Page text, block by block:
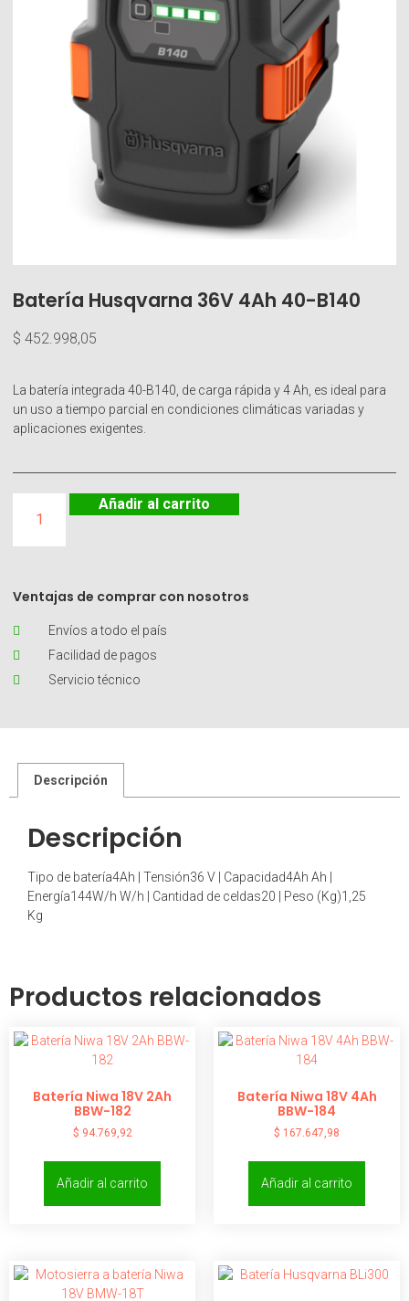
Batería Husqvarna 36V 4Ah 40-B140
$ 452.998,05
La batería integrada 40-B140, de carga rápida y 4 Ah, es ideal para
un uso a tiempo parcial en condiciones climáticas variadas y
aplicaciones exigentes.
Añadir al carrito
Ventajas de comprar con nosotros
Envíos a todo el país
Facilidad de pagos
Servicio técnico
Descripción
Descripción
Tipo de batería4Ah | Tensión36 V | Capacidad4Ah Ah |
Energía144W/h W/h | Cantidad de celdas20 | Peso (Kg)1,25
Kg
Productos relacionados
Batería Niwa 18V 2Ah
BBW-182
$ 94.769,92
Añadir al carrito
Batería Niwa 18V 4Ah
BBW-184
$ 167.647,98
Añadir al carrito